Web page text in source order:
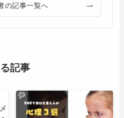
の記事一覧へ
記事